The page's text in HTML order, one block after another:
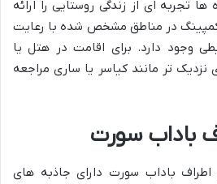
ها تجربه ای از زندگی روستایی را ارائه
در مناطق مشخص شده با رعایت
وجود دارد. برای اقامت در هتل یا
تر مانند کیاسر یا ساری مراجعه
باداب سورت
اطراف باداب سورت دارای جاذبه های